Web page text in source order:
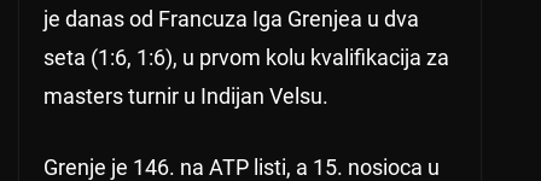
je danas od Francuza Iga Grenjea u dva
seta (1:6, 1:6), u prvom kolu kvalifikacija za
masters turnir u Indijan Velsu.
Grenje je 146. na ATP listi, a 15. nosioca u